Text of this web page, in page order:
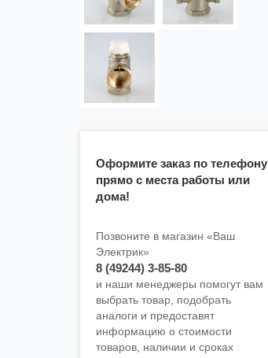
Оформите заказ по телефону
прямо с места работы или
дома!
Позвоните в магазин «Ваш
Электрик»
8 (49244) 3-85-80
и наши менеджеры помогут вам
выбрать товар, подобрать
аналоги и предоставят
информацию о стоимости
товаров, наличии и сроках